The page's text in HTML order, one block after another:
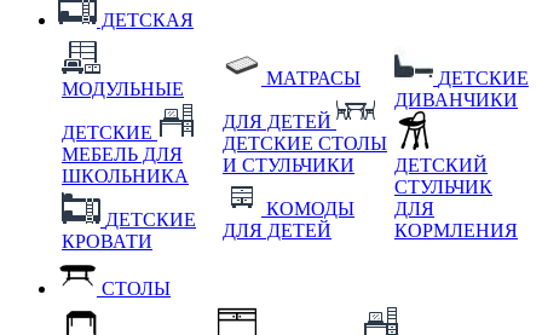
ДЕТСКАЯ
МОДУЛЬНЫЕ
ДЕТСКИЕ
МЕБЕЛЬ ДЛЯ
ШКОЛЬНИКА
ДЕТСКИЕ
КРОВАТИ
МАТРАСЫ
ДЛЯ ДЕТЕЙ
ДЕТСКИЕ СТОЛЫ
И СТУЛЬЧИКИ
КОМОДЫ
ДЛЯ ДЕТЕЙ
ДЕТСКИЕ
ДИВАНЧИКИ
ДЕТСКИЙ
СТУЛЬЧИК
ДЛЯ
КОРМЛЕНИЯ
СТОЛЫ